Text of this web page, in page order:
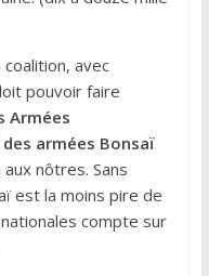
avec
pouvoir faire
Armées
armées Bonsaï
nôtres. Sans
est la moins pire de
compte sur